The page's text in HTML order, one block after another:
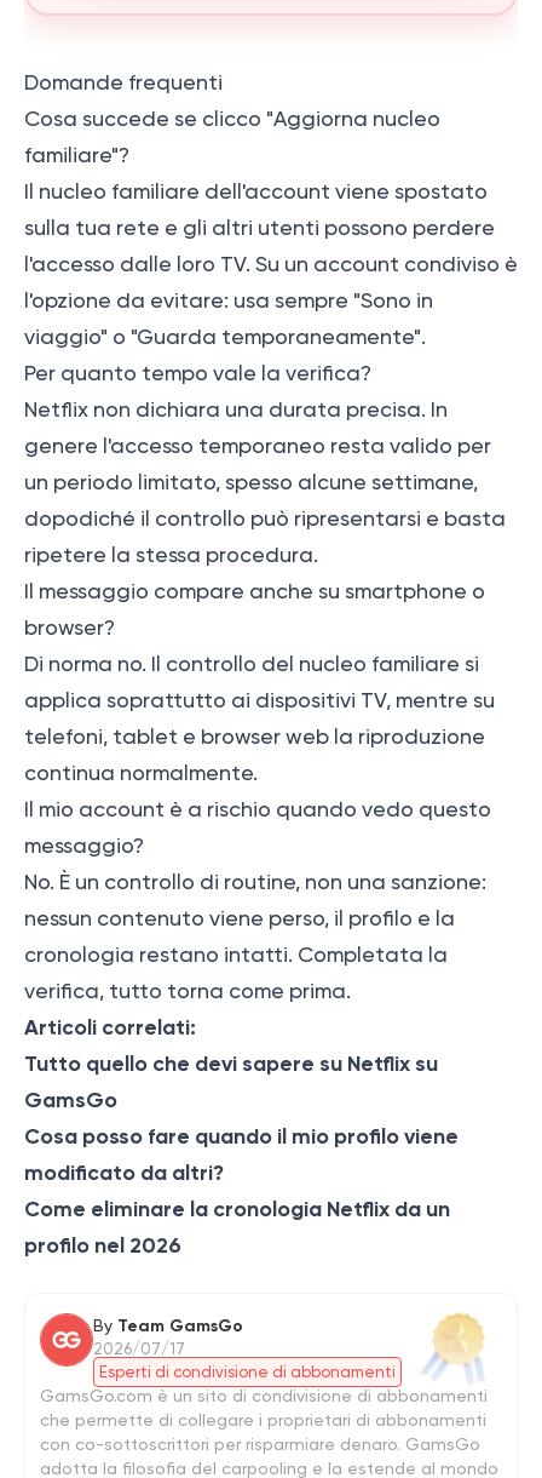
Domande frequenti
Cosa succede se clicco "Aggiorna nucleo
familiare"?
Il nucleo familiare dell'account viene spostato
sulla tua rete e gli altri utenti possono perdere
l'accesso dalle loro TV. Su un account condiviso è
l'opzione da evitare: usa sempre "Sono in
viaggio" o "Guarda temporaneamente".
Per quanto tempo vale la verifica?
Netflix non dichiara una durata precisa. In
genere l'accesso temporaneo resta valido per
un periodo limitato, spesso alcune settimane,
dopodiché il controllo può ripresentarsi e basta
ripetere la stessa procedura.
Il messaggio compare anche su smartphone o
browser?
Di norma no. Il controllo del nucleo familiare si
applica soprattutto ai dispositivi TV, mentre su
telefoni, tablet e browser web la riproduzione
continua normalmente.
Il mio account è a rischio quando vedo questo
messaggio?
No. È un controllo di routine, non una sanzione:
nessun contenuto viene perso, il profilo e la
cronologia restano intatti. Completata la
verifica, tutto torna come prima.
Articoli correlati:
Tutto quello che devi sapere su Netflix su
GamsGo
Cosa posso fare quando il mio profilo viene
modificato da altri?
Come eliminare la cronologia Netflix da un
profilo nel 2026
By Team GamsGo
2026/07/17
Esperti di condivisione di abbonamenti
GamsGo.com è un sito di condivisione di abbonamenti
che permette di collegare i proprietari di abbonamenti
con co-sottoscrittori per risparmiare denaro. GamsGo
adotta la filosofia del carpooling e la estende al mondo